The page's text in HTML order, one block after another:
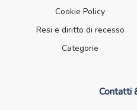
Cookie Policy
Resi e diritto di recesso
Categorie
Contatti